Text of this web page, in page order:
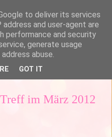
im März 2012
to deliver its services
and user-agent are
performance and security
generate usage
abuse.
GOT IT